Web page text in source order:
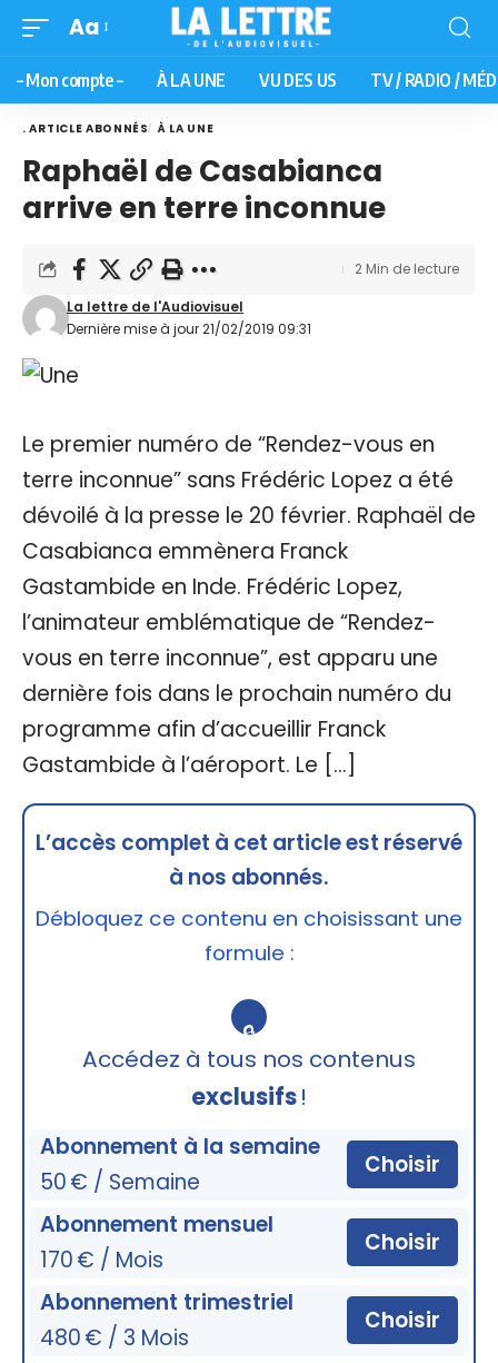
Aa
– Mon compte – À LA UNE VU DES US TV / RADIO /
. ARTICLE ABONNÉS À LA UNE
Raphaël de Casabianca
arrive en terre inconnue
Dernière mise à jour 21/02/2019 09:31
La lettre de l'Audiovisuel
2 Min de lecture
Le premier numéro de “Rendez-vous en
terre inconnue” sans Frédéric Lopez a été
dévoilé à la presse le 20 février. Raphaël de
Casabianca emmènera Franck
Gastambide en Inde. Frédéric Lopez,
l’animateur emblématique de “Rendez-
vous en terre inconnue”, est apparu une
dernière fois dans le prochain numéro du
programme afin d’accueillir Franck
Gastambide à l’aéroport. Le […]
L’accès complet à cet article est réservé
à nos abonnés.
Débloquez ce contenu en choisissant une
formule :
🔒
Accédez à tous nos contenus
exclusifs!
Abonnement à la semaine
50 € / Semaine
Choisir
Abonnement mensuel
170 € / Mois
Choisir
Abonnement trimestriel
480 € / 3 Mois
Choisir